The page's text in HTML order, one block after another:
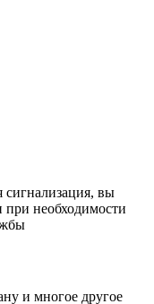
сигнализация, вы
при необходимости
и многое другое